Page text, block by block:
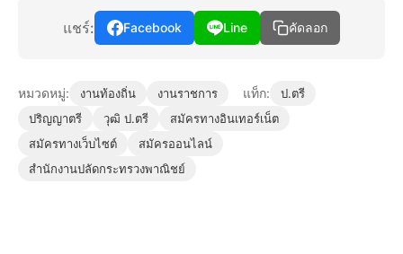
แชร์: Facebook Line คัดลอก
หมวดหมู่: งานท้องถิ่น งานราชการ แท็ก:
ป.ตรี
ปริญญาตรี
วุฒิ ป.ตรี
สมัครทางอินเทอร์เน็ต
สมัครทางเว็บไซต์
สมัครออนไลน์
สำนักงานปลัดกระทรวงพาณิชย์